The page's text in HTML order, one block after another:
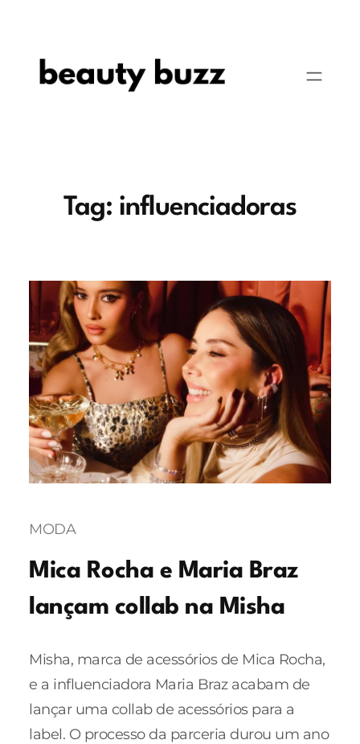
Tag: influenciadoras
MODA
Mica Rocha e Maria Braz
lançam collab na Misha
Misha, marca de acessórios de Mica Rocha,
e a influenciadora Maria Braz acabam de
lançar uma collab de acessórios para a
label. O processo da parceria durou um ano